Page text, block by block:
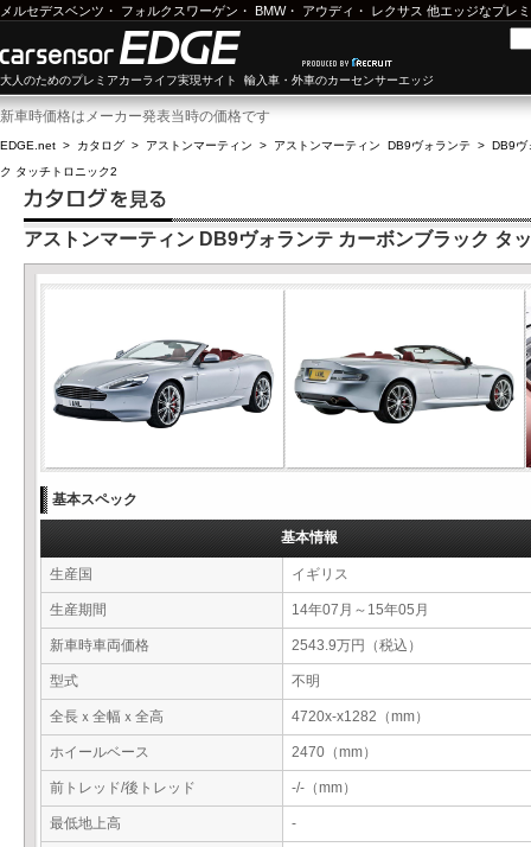
メルセデスベンツ ・ フォルクスワーゲン ・ BMW・ アウディ ・ レクサス 他エッジなプレ
大人のためのプレミアカーライフ実現サイト 輸入車・外車のカーセンサーエッジ
新車時価格はメーカー発表当時の価格です
EDGE.net > カタログ > アストンマーティン > アストンマーティン DB9ヴォランテ > DB9ヴ
ク タッチトロニック2
アストンマーティン DB9ヴォランテ カーボンブラック タ
基本スペック
基本情報
生産国 イギリス
生産期間 14年07月～15年05月
新車時車両価格 2543.9万円（税込）
型式 不明
全長ｘ全幅ｘ全高 4720x-x1282（mm）
ホイールベース 2470（mm）
前トレッド/後トレッド -/-（mm）
最低地上高 -